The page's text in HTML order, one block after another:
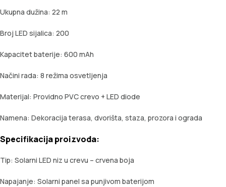
Ukupna dužina: 22 m
Broj LED sijalica: 200
Kapacitet baterije: 600 mAh
Načini rada: 8 režima osvetljenja
Materijal: Providno PVC crevo + LED diode
Namena: Dekoracija terasa, dvorišta, staza, prozora i ograda
Specifikacija proizvoda:
Tip: Solarni LED niz u crevu – crvena boja
Napajanje: Solarni panel sa punjivom baterijom